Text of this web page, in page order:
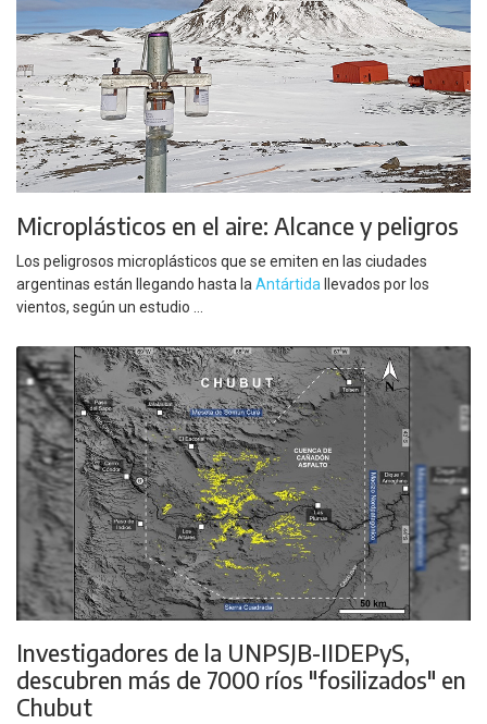
Microplásticos en el aire: Alcance y peligros
Los peligrosos microplásticos que se emiten en las ciudades
argentinas están llegando hasta laAntártida llevados por los
vientos, según un estudio ...
Investigadores de la UNPSJB-IIDEPyS,
descubren más de 7000 ríos "fosilizados" en
Chubut